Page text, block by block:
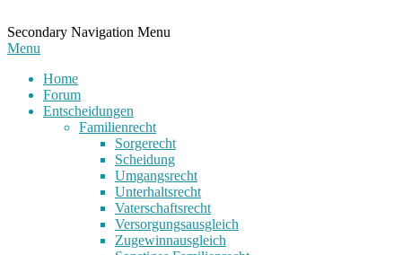
Secondary Navigation Menu
Menu
Home
Forum
Entscheidungen
Familienrecht
Sorgerecht
Scheidung
Umgangsrecht
Unterhaltsrecht
Vaterschaftsrecht
Versorgungsausgleich
Zugewinnausgleich